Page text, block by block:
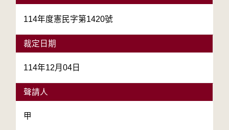
114年度憲民字第1420號
裁定日期
114年12月04日
聲請人
甲